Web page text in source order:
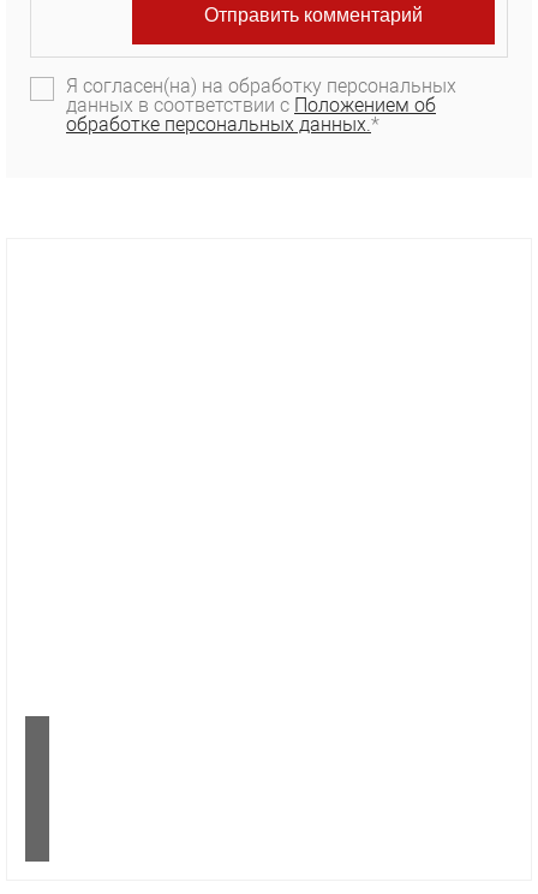
Я согласен(на) на обработку персональных
данных в соответствии с Положением об
обработке персональных данных.*